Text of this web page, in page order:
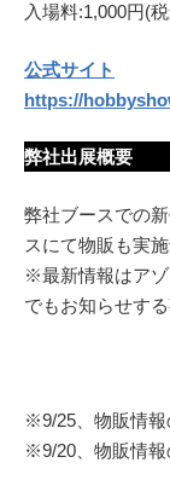
入場料:1,000円(
公式サイト
https://
弊社出展概要
弊社ブースでの
スにて物販も実施
※最新情報はア
でもお知らせする
※9/25、物販情報
※9/20、物販情報